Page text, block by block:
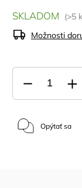
SKLADOM
(>5
Možnosti
Opýtať sa